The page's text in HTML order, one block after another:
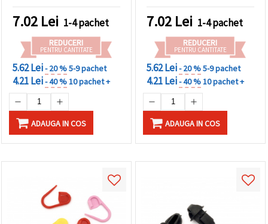
7.02 Lei 1-4 pachet
REDUCERI
PENTRU CANTITATE
5.62 Lei- 20 %5-9 pachet
4.21 Lei- 40 %10 pachet +
ADAUGA IN COS
7.02 Lei 1-4 pachet
REDUCERI
PENTRU CANTITATE
5.62 Lei- 20 %5-9 pachet
4.21 Lei- 40 %10 pachet +
ADAUGA IN COS